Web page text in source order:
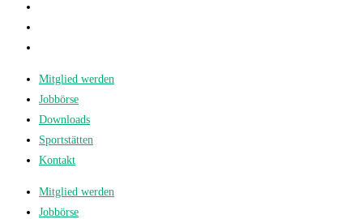
Mitglied werden
Jobbörse
Downloads
Sportstätten
Kontakt
Mitglied werden
Jobbörse